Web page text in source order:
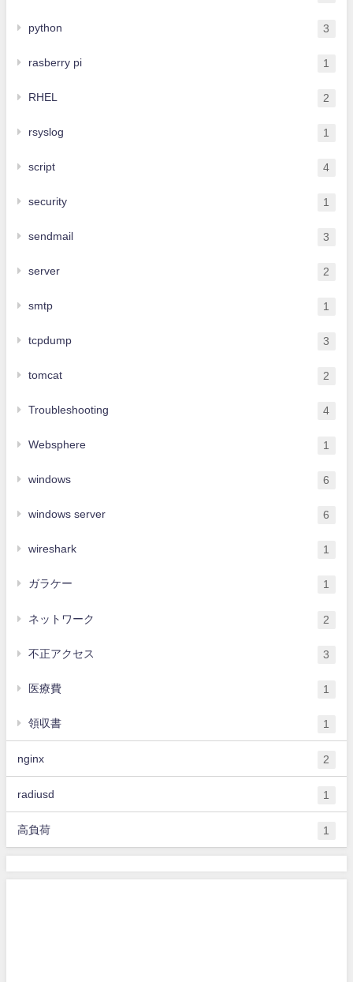
python 3
rasberry pi 1
RHEL 2
rsyslog 1
script 4
security 1
sendmail 3
server 2
smtp 1
tcpdump 3
tomcat 2
Troubleshooting 4
Websphere 1
windows 6
windows server 6
wireshark 1
ガラケー 1
ネットワーク 2
不正アクセス 3
医療費 1
領収書 1
nginx 2
radiusd 1
高負荷 1